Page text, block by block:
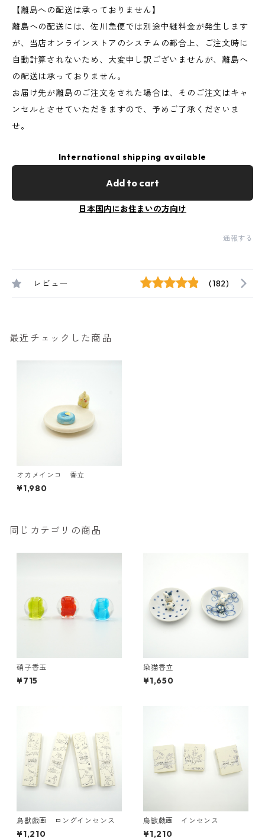
【離島への配送は承っておりません】
離島への配送には、佐川急便では別途中継料金が発生します
が、当店オンラインストアのシステムの都合上、ご注文時に
自動計算されないため、大変申し訳ございませんが、離島へ
の配送は承っておりません。
お届け先が離島のご注文をされた場合は、そのご注文はキャ
ンセルとさせていただきますので、予めご了承くださいま
せ。
International shipping available
Add to cart
日本国内にお住まいの方向け
通報する
レビュー (182)
最近チェックした商品
オカメインコ 香立
¥1,980
同じカテゴリの商品
硝子香玉
¥715
染猫香立
¥1,650
鳥獣戯画 ロングインセンス
¥1,210
鳥獣戯画 インセンス
¥1,210